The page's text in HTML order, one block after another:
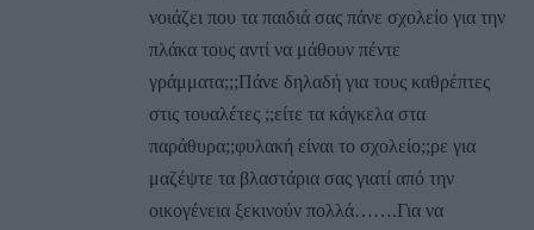
νοιάζει που τα παιδιά σας πάνε σχολείο για την
πλάκα τους αντί να μάθουν πέντε
γράμματα;;;Πάνε δηλαδή για τους καθρέπτες
στις τουαλέτες ;;είτε τα κάγκελα στα
παράθυρα;;φυλακή είναι το σχολείο;;ρε για
μαζέψτε τα βλαστάρια σας γιατί από την
οικογένεια ξεκινούν πολλά…….Για να